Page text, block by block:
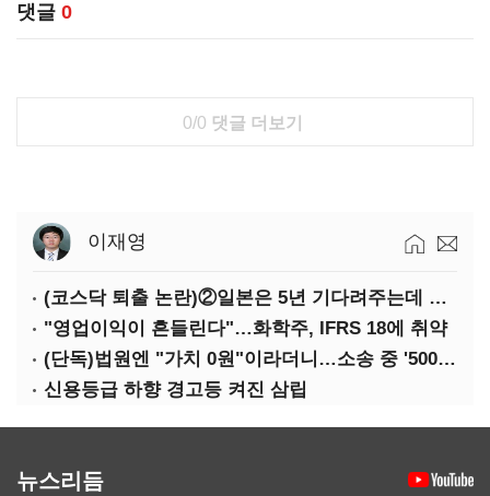
댓글 0
0/0 댓글 더보기
이재영
(코스닥 퇴출 논란)②일본은 5년 기다려주는데 우리는 당장 퇴출?…시간만으론 부족한 코스닥 구하기
"영업이익이 흔들린다"…화학주, IFRS 18에 취약
(단독)법원엔 "가치 0원"이라더니…소송 중 '500원 유증' 강행한 라인게임즈
신용등급 하향 경고등 켜진 삼립
뉴스리듬